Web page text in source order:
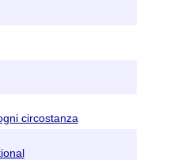
circostanza